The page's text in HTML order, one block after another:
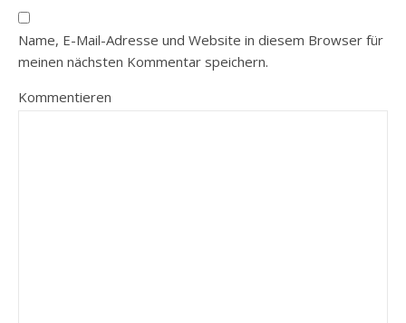
Name, E-Mail-Adresse und Website in diesem Browser für
meinen nächsten Kommentar speichern.
Kommentieren